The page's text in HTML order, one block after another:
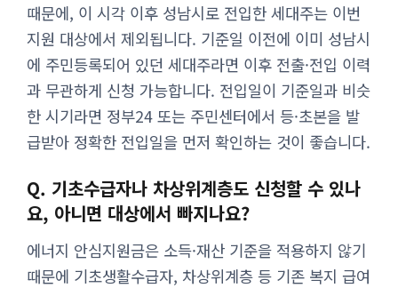
때문에, 이 시각 이후 성남시로 전입한 세대주는 이번
지원 대상에서 제외됩니다. 기준일 이전에 이미 성남시
에 주민등록되어 있던 세대주라면 이후 전출·전입 이력
과 무관하게 신청 가능합니다. 전입일이 기준일과 비슷
한 시기라면 정부24 또는 주민센터에서 등·초본을 발
급받아 정확한 전입일을 먼저 확인하는 것이 좋습니다.
Q. 기초수급자나 차상위계층도 신청할 수 있나
요, 아니면 대상에서 빠지나요?
에너지 안심지원금은 소득·재산 기준을 적용하지 않기
때문에 기초생활수급자, 차상위계층 등 기존 복지 급여